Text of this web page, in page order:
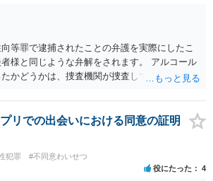
が特定できませんから，逮捕や呼出の可能性は
ついて ②がないので，③はそもそもないことが
なくて大丈夫です。 というわけで，本件は大
じような不安に襲われることがないように気
れが一番大事です。
の期間 大体どれほどの期間逮捕呼び出しの可
いのでしょうか？ 逮捕や呼び出しの可能性は
連絡が来ることはないでしょう。
等罪で逮捕されたことの弁護を実際にしたこ
様と同じような弁解をされます。 アルコール
かどうかは、捜査機関が捜査して判断するこ
拒絶困難であったとしても、それについて相談
、「故意」がないという判断になることもあり
まで「アルコールの影響はない」「完全なる同
ですので、現時点で、対応できることはない
（同意してたよねと言っても火に油をそそぐ
） そのため、現時点でこれ以上アドバイスで
リでの出会いにおける同意の証明
犯罪 #不同意わいせつ
役にたった 4